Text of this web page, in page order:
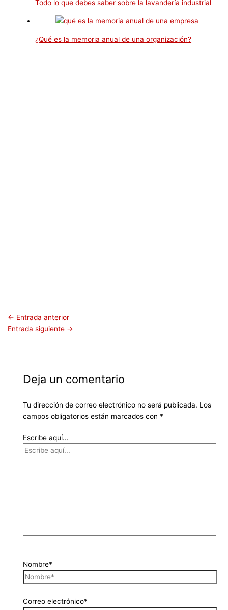
Todo lo que debes saber sobre la lavandería industrial
¿Qué es la memoria anual de una organización?
← Entrada anterior
Entrada siguiente →
Deja un comentario
Tu dirección de correo electrónico no será publicada. Los
campos obligatorios están marcados con *
Escribe aquí...
Nombre*
Correo electrónico*